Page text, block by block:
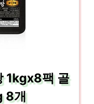
1kgx8팩 골
8개